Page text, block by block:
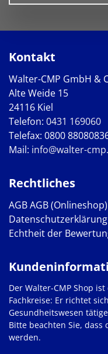
Kontakt
Walter-CMP GmbH &
Alte Weide 15
24116 Kiel
Telefon: 0431 169060
Telefax: 0800
Mail: info@walter-
Rechtliches
AGBAGB (Onlineshop)
Datenschutzerklärung
Echtheit der
Der Walter-CMP Shop
Fachkreise: Er richtet
Gesundheitswesen
Bitte beachten Sie, dass
werden.